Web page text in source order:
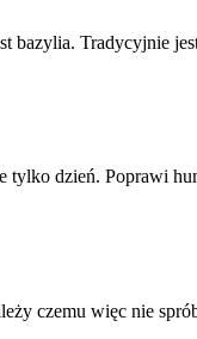
bazylia. Tradycyjnie
tylko dzień. Poprawi
czemu więc nie